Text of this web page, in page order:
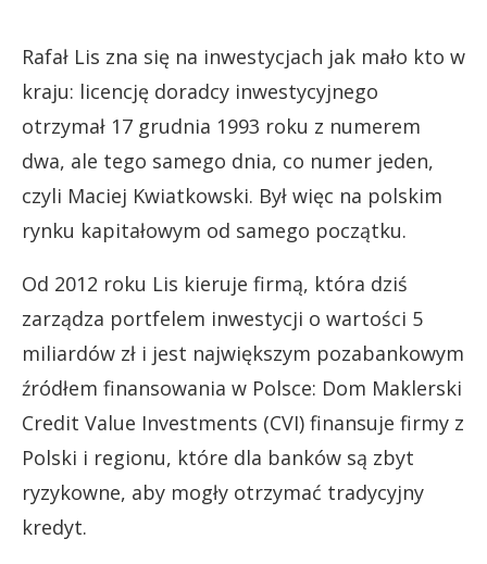
Rafał Lis zna się na inwestycjach jak mało kto w
kraju: licencję doradcy inwestycyjnego
otrzymał 17 grudnia 1993 roku z numerem
dwa, ale tego samego dnia, co numer jeden,
czyli Maciej Kwiatkowski. Był więc na polskim
rynku kapitałowym od samego początku.
Od 2012 roku Lis kieruje firmą, która dziś
zarządza portfelem inwestycji o wartości 5
miliardów zł i jest największym pozabankowym
źródłem finansowania w Polsce: Dom Maklerski
Credit Value Investments (CVI) finansuje firmy z
Polski i regionu, które dla banków są zbyt
ryzykowne, aby mogły otrzymać tradycyjny
kredyt.